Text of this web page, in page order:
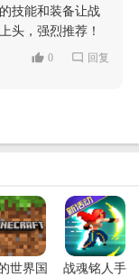
技能和装备让战
头，强烈推荐！
0 回复
世界国
战魂铭人手